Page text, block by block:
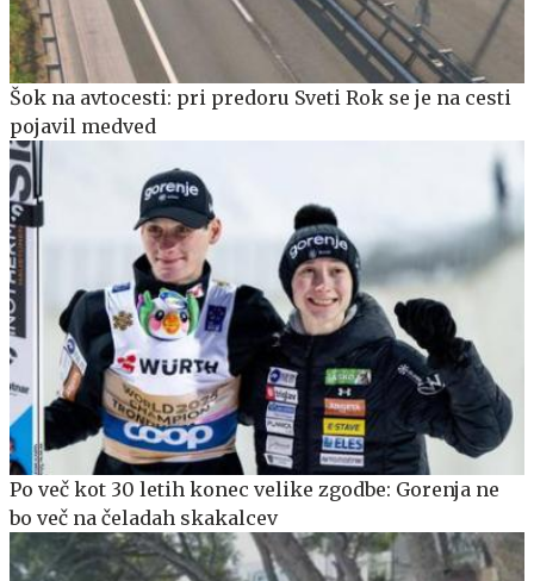
Šok na avtocesti: pri predoru Sveti Rok se je na cesti
pojavil medved
Po več kot 30 letih konec velike zgodbe: Gorenja ne
bo več na čeladah skakalcev